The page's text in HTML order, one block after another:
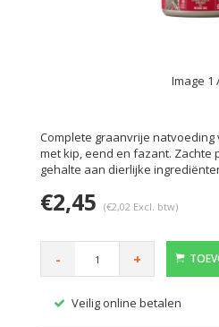
Image 1
Complete graanvrije
met kip, eend en fazant. Zachte
gehalte aan dierlijke
€2,45 (€2,02 Excl. btw)
- +
Veilig online betalen